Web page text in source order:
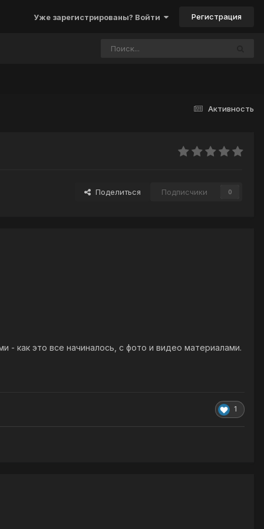
Уже зарегистрированы? Войти Регистрация
Активность
Поделиться Подписчики 0
- как это все начиналось, с фото и видео материалами.
1